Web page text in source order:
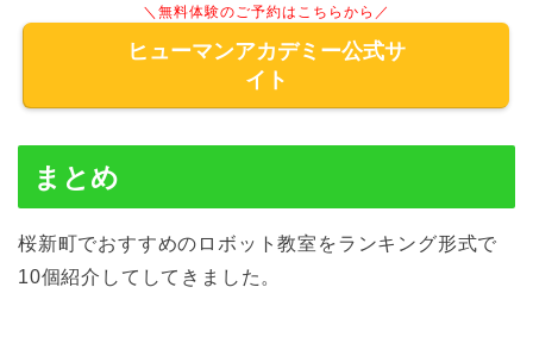
＼無料体験のご予約はこちらから／
ヒューマンアカデミー公式サ
イト
まとめ
桜新町でおすすめのロボット教室をランキング形式で
10個紹介してしてきました。